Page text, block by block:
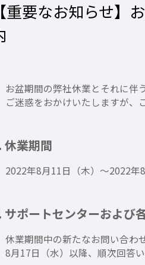
【重要なお知らせ】
お盆期間の弊社休業とそれに伴
ご迷惑をおかけいたしますが、
休業期間
2022年8月11日（木）～2022年8
サポートセンターおよび
休業期間中の新たなお問い合わ
8月17日（水）以降、順次回答い